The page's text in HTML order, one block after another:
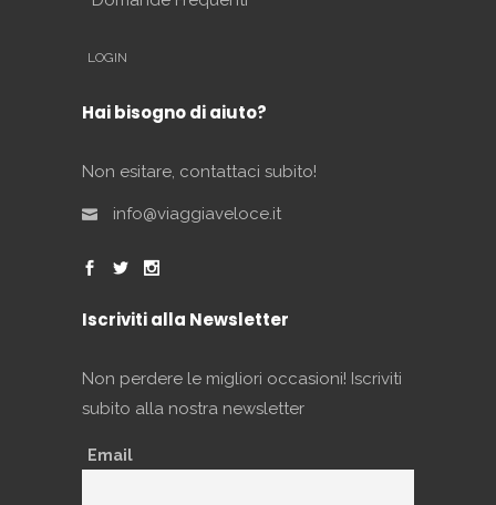
LOGIN
Hai bisogno di aiuto?
Non esitare, contattaci subito!
info@viaggiaveloce.it
Iscriviti alla Newsletter
Non perdere le migliori occasioni! Iscriviti
subito alla nostra newsletter
Email